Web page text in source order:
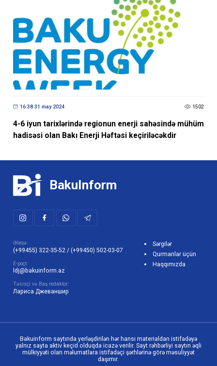
16:38 31 may 2024 1502
4-6 iyun tarixlərində regionun enerji sahəsində mühüm
hadisəsi olan Bakı Enerji Həftəsi keçiriləcəkdir
BakuInform
Əlaqə:
(+99455) 322-35-52 / (+99450) 502-03-07
E-poçt:
ldj@bakuinform.az
Təsisçi və Baş redaktor:
Лариса Джеваншир
Sərgilər
Qurmanlar üçün
Haqqımızda
Bakuinform saytında yerləşdirilən hər hansı materialdan istifadəyə
yalnız sayta aktiv keçid olduqda icazə verilir. Sayt rəhbərliyi saytın əqli
mülkiyyəti olan məlumatlara istifadəçi şərhlərinə görə məsuliyyət
daşımır.